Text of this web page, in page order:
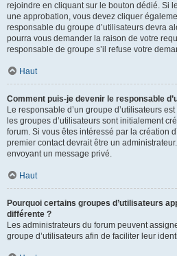
rejoindre en cliquant sur le bouton dédié. Si
une approbation, vous devez cliquer
responsable du groupe d’utilisateurs devra
pourra vous demander la raison de votre
responsable de groupe s’il refuse votre
Haut
Comment puis-je devenir le responsable
Le responsable d’un groupe d’utilisateurs
les groupes d’utilisateurs sont initialement
forum. Si vous êtes intéressé par la création
premier contact devrait être un
envoyant un message privé.
Haut
Pourquoi certains groupes d’utilisateurs
différente ?
Les administrateurs du forum peuvent
groupe d’utilisateurs afin de faciliter leur